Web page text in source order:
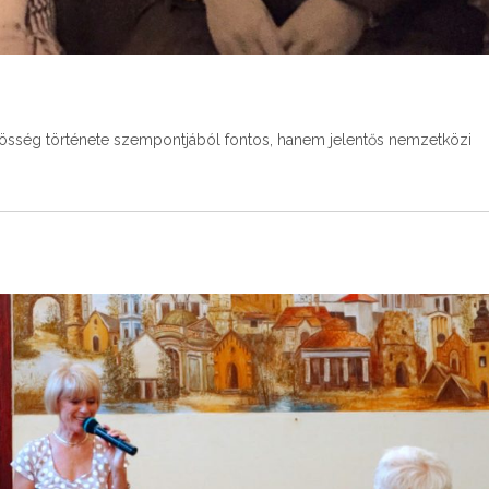
története szempontjából fontos, hanem jelentős nemzetközi